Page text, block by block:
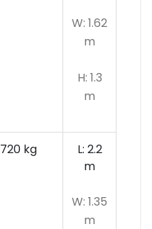
W: 1.62
m
H: 1.3
m
720 kg
L: 2.2
m
W: 1.35
m